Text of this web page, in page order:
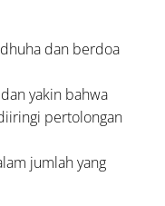
dan berdoa
yakin bahwa
pertolongan
jumlah yang